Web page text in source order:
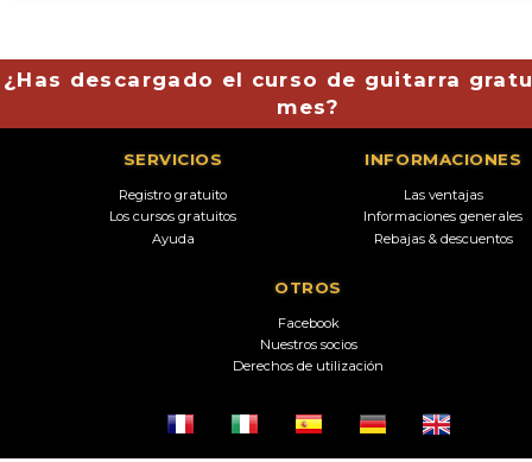
¿Has descargado el curso de guitarra
mes?
SERVICIOS
Registro gratuito
Los cursos gratuitos
Ayuda
INFORMACIONES
Las ventajas
Informaciones generales
Rebajas & descuentos
OTROS
Facebook
Nuestros socios
Derechos de utilización